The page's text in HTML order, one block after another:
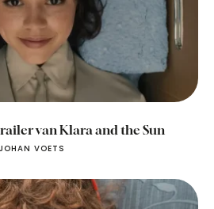
van Klara and the Sun
JOHAN VOETS